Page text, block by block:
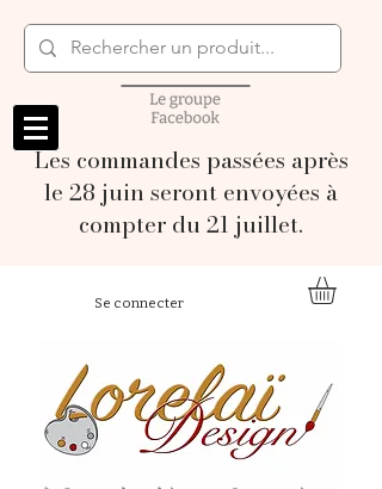
Les commandes passées après
le 28 juin seront envoyées à
compter du 21 juillet.
Se connecter